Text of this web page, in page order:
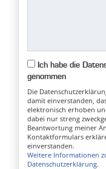
Ich habe die
genommen
Die
damit einverstanden,
elektronisch erhoben
dabei nur streng
Beantwortung meiner
Kontaktformulars
einverstanden.
Weitere Informationen
Datenschutzerklärung.